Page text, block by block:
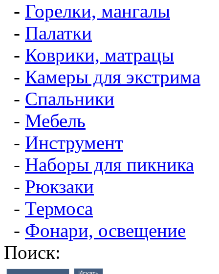
- Горелки, мангалы
- Палатки
- Коврики, матрацы
- Камеры для экстрима
- Спальники
- Мебель
- Инструмент
- Наборы для пикника
- Рюкзаки
- Термоса
- Фонари, освещение
Поиск: